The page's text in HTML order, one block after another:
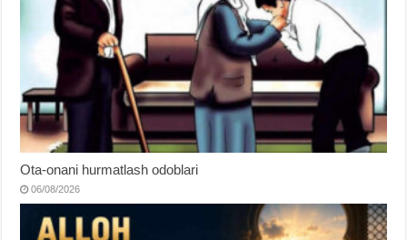
Ota-onani hurmatlash odoblari
06/08/2026